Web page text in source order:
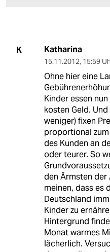
K Katharina
15.11.2012, 15:59
Ohne hier eine
Kinder essen
kosten Geld.
weniger) fixen
proportional
des Kunden an
oder teurer. So
den Ärmsten der
meinen, dass es
Deutschland
Kinder zu
Hintergrund
Monat warmes
lächerlich.